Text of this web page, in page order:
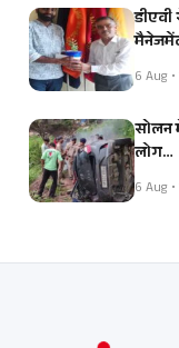
6 Aug
सोलन
लोग…
6 Aug